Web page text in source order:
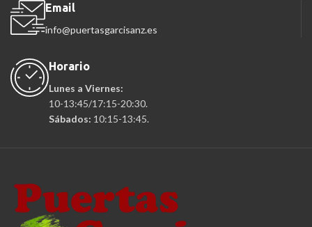
Email
info@puertasgarcisanz.es
Horario
Lunes a Viernes:
10-13:45/17:15-20:30.
Sábados: 10:15-13:45.